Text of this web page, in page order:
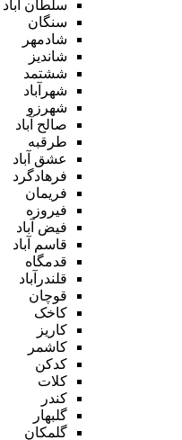
سلطان آباد
سنگان
شادمهر
شاندیز
ششتمد
شهرآباد
شهرزو
صالح آباد
طرقبه
عشق آباد
فرهادگرد
فریمان
فیروزه
فیض آباد
قاسم آباد
قدمگاه
قلندرآباد
قوچان
کاخک
کاریز
کاشمر
کدکن
کلات
کندر
گلبهار
گلمکان